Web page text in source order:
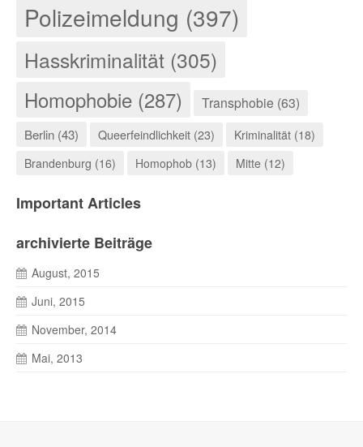
Polizeimeldung (397)
Hasskriminalität (305)
Homophobie (287)
Transphobie (63)
Berlin (43) Queerfeindlichkeit (23)
Kriminalität (18)
Brandenburg (16)
Homophob (13) Mitte (12)
Important Articles
archivierte Beiträge
August, 2015
Juni, 2015
November, 2014
Mai, 2013